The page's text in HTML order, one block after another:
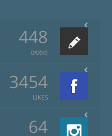
448
פוסטים
3454
LIKES
64